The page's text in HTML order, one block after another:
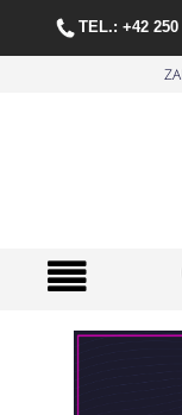
TE L.: +42